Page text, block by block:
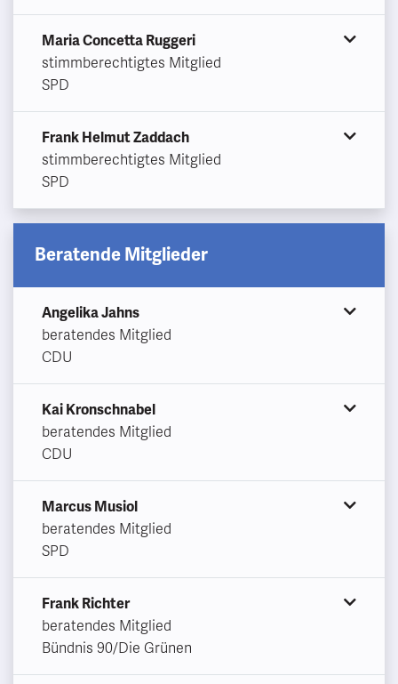
Maria Concetta Ruggeri
stimmberechtigtes Mitglied
SPD
Frank Helmut Zaddach
stimmberechtigtes Mitglied
SPD
Beratende Mitglieder
Angelika Jahns
beratendes Mitglied
CDU
Kai Kronschnabel
beratendes Mitglied
CDU
Marcus Musiol
beratendes Mitglied
SPD
Frank Richter
beratendes Mitglied
Bündnis 90/Die Grünen